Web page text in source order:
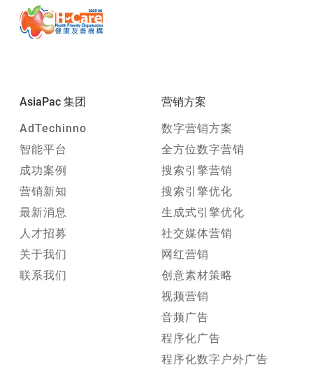
AsiaPac 集团
AdTechinno
智能平台
成功案例
营销新知
最新消息
人才招募
关于我们
联系我们
营销方案
数字营销方案
全方位数字营销
搜索引擎营销
搜索引擎优化
生成式引擎优化
社交媒体营销
网红营销
创意素材策略
视频营销
音频广告
程序化广告
程序化数字户外广告